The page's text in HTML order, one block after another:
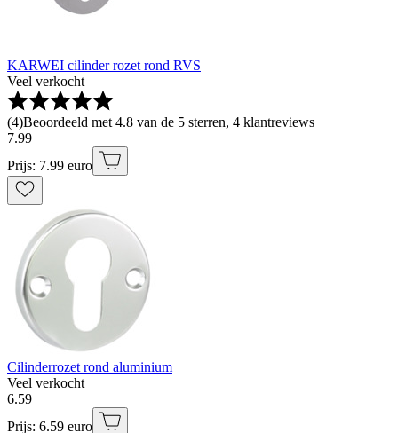
KARWEI cilinder rozet rond RVS
Veel verkocht
(4)Beoordeeld met 4.8 van de 5 sterren, 4 klantreviews
7.99
Prijs: 7.99 euro
Cilinderrozet rond aluminium
Veel verkocht
6.59
Prijs: 6.59 euro